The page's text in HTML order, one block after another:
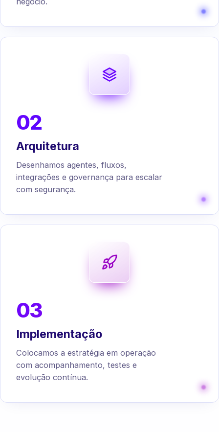
02
Arquitetura
Desenhamos agentes, fluxos,
integrações e governança para escalar
com segurança.
03
Implementação
Colocamos a estratégia em operação
com acompanhamento, testes e
evolução contínua.